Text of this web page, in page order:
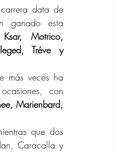
data de
ganado esta
Ksar, Motrico,
Tréve y
más veces ha
con
Marienbard,
que dos
Caracalla y